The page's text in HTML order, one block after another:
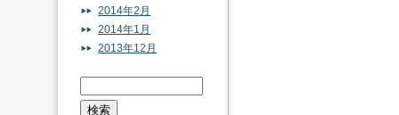
2014年2月
2014年1月
2013年12月